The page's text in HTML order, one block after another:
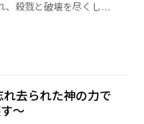
る。 ある日、不運にも
に、かつてない危機が
『精霊剣士』と称され
、殺戮と破壊を尽くし
５人が立ち上がる。 彼
倒す事が出来たが、そ
疑問に思い、自分の体を
た鎧に覆われていた。
ースは鎧を脱ごうとす
去られた神の力で
～